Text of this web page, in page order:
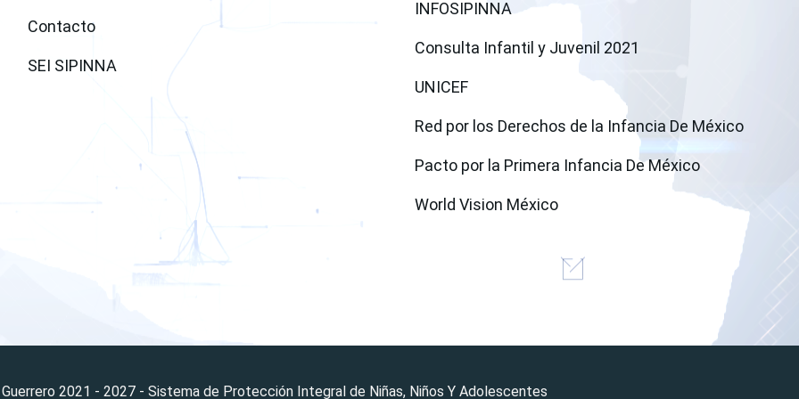
Contacto
SEI SIPINNA
INFOSIPINNA
Consulta Infantil y Juvenil 2021
UNICEF(open a new window)
Red por los Derechos de la Infancia De México(open
Pacto por la Primera Infancia De México(open a new
World Vision México(open a new window)
2021 - 2027 - Sistema de Protección Integral de Niñas, Niños Y Adolescentes